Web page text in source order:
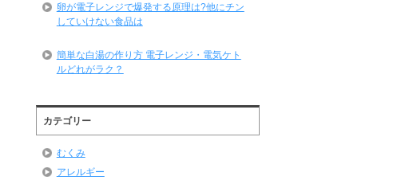
卵が電子レンジで爆発する原理は?他にチン
していけない食品は
簡単な白湯の作り方 電子レンジ・電気ケト
ルどれがラク？
カテゴリー
むくみ
アレルギー